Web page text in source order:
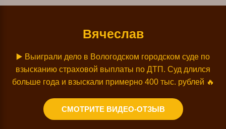
Вячеслав
▶️ Выиграли дело в Вологодском городском суде по
взысканию страховой выплаты по ДТП. Суд длился
больше года и взыскали примерно 400 тыс. рублей 🔥
СМОТРИТЕ ВИДЕО-ОТЗЫВ